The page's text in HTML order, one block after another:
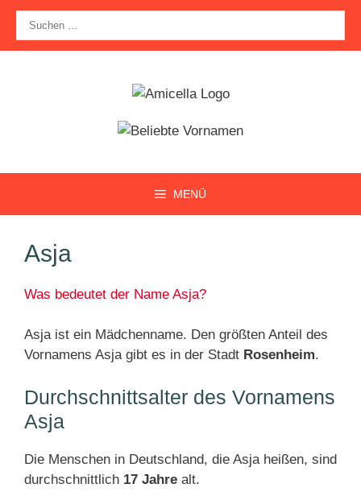
Zum
Inhalt
springen
nach:
MENÜ
Asja
Was bedeutet der Name Asja?
Asja ist ein Mädchenname. Den größten Anteil des
Vornamens Asja gibt es in der Stadt Rosenheim.
Durchschnittsalter des Vornamens
Asja
Die Menschen in Deutschland, die Asja heißen, sind
durchschnittlich 17 Jahre alt.